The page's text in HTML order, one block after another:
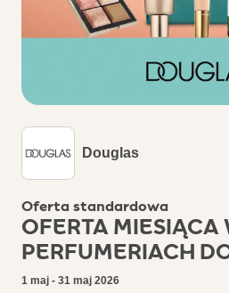
Douglas
Oferta standardowa
OFERTA MIESIĄCA
PERFUMERIACH
1 maj - 31 maj 2026